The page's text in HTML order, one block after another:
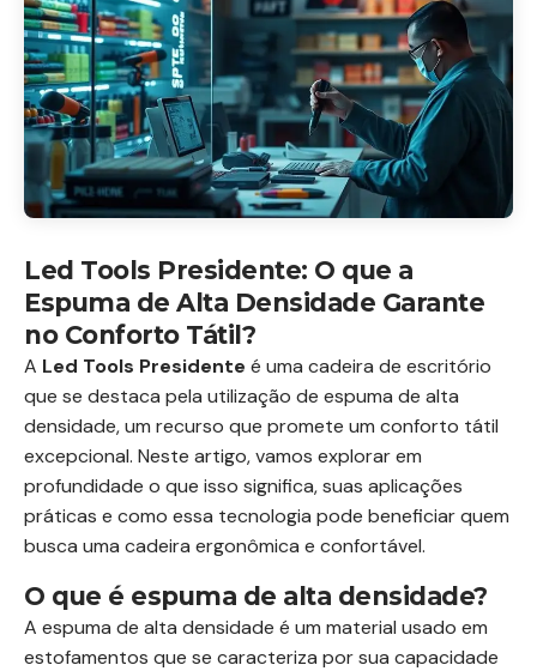
Led Tools Presidente: O que a
Espuma de Alta Densidade Garante
no Conforto Tátil?
A Led Tools Presidente é uma cadeira de escritório
que se destaca pela utilização de espuma de alta
densidade, um recurso que promete um conforto tátil
excepcional. Neste artigo, vamos explorar em
profundidade o que isso significa, suas aplicações
práticas e como essa tecnologia pode beneficiar quem
busca uma cadeira ergonômica e confortável.
O que é espuma de alta densidade?
A espuma de alta densidade é um material usado em
estofamentos que se caracteriza por sua capacidade